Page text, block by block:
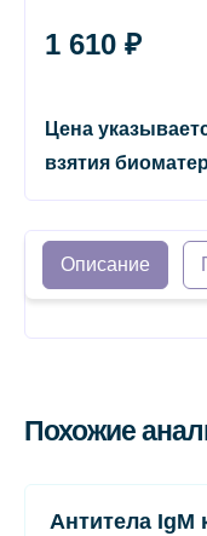
1 610 ₽
Цена
взятия
Описание
Похожие
Антитела IgM